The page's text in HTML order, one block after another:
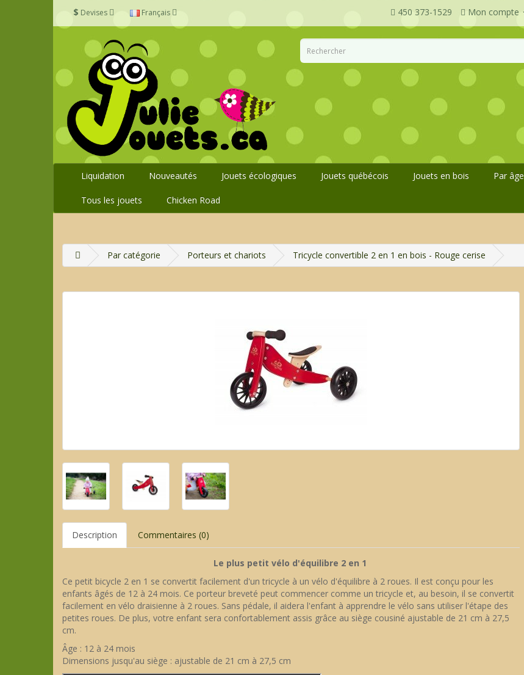
$ Devises Français 450 373-1529 Mon compte
Liquidation Nouveautés Jouets écologiques Jouets québécois Jouets en bois Par âge
Tous les jouets Chicken Road
Par catégorie Porteurs et chariots Tricycle convertible 2 en 1 en bois - Rouge cerise
Description Commentaires (0)
Le plus petit vélo d'équilibre 2 en 1
Ce petit bicycle 2 en 1 se convertit facilement d'un tricycle à un vélo d'équilibre à 2 roues. Il est conçu pour les
enfants âgés de 12 à 24 mois. Ce porteur breveté peut commencer comme un tricycle et, au besoin, il se convertit
facilement en vélo draisienne à 2 roues. Sans pédale, il aidera l'enfant à apprendre le vélo sans utiliser l'étape des
petites roues. De plus, votre enfant sera confortablement assis grâce au siège cousiné ajustable de 21 cm à 27,5
cm.
Âge : 12 à 24 mois
Dimensions jusqu'au siège : ajustable de 21 cm à 27,5 cm